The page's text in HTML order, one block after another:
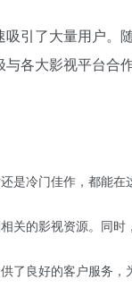
引了大量用户。
各大影视平台合
是冷门佳作，都能
关的影视资源。同
了良好的客户服务